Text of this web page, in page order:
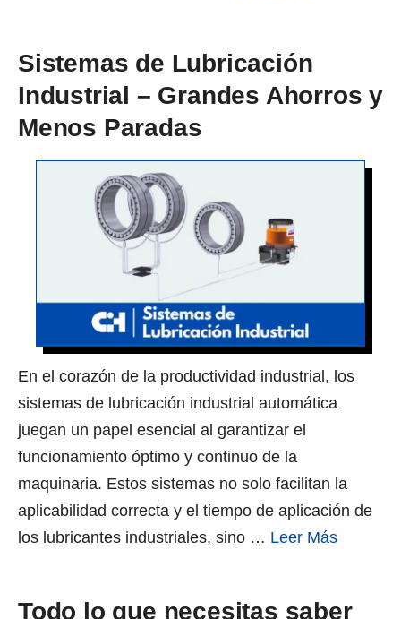
Sistemas de Lubricación
Industrial – Grandes Ahorros y
Menos Paradas
En el corazón de la productividad industrial, los
sistemas de lubricación industrial automática
juegan un papel esencial al garantizar el
funcionamiento óptimo y continuo de la
maquinaria. Estos sistemas no solo facilitan la
aplicabilidad correcta y el tiempo de aplicación de
los lubricantes industriales, sino … Leer Más
Todo lo que necesitas saber